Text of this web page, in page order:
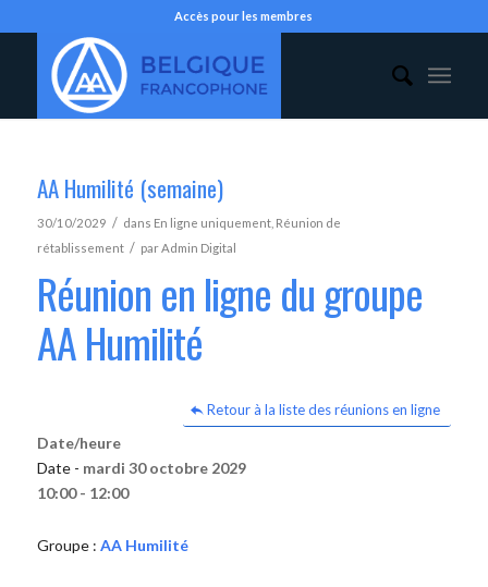
Accès pour les membres
AA Humilité (semaine)
30/10/2029 / dans En ligne uniquement, Réunion de
rétablissement / parAdmin Digital
Réunion en ligne du groupe
AA Humilité
Retour à la liste des réunions en ligne
Date/heure
Date - mardi 30 octobre 2029
10:00 - 12:00
Groupe : AA Humilité